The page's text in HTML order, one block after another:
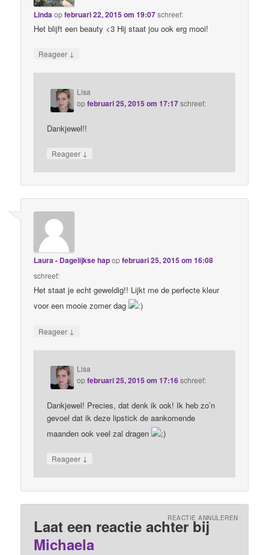
Lindaopfebruari 22, 2015 om 19:07schreef:
Het blijft een beauty <3 Hij staat jou ook erg mooi!
Reageer ↓
Lisa
opfebruari 25, 2015 om 17:17schreef:
Dankjewel!!
Reageer ↓
Laura - Dagelijkse hapopfebruari 25, 2015 om 16:08
schreef:
Het staat je echt geweldig!! Lijkt me de perfecte kleur
voor een mooie zomer dag
Reageer ↓
Lisa
opfebruari 25, 2015 om 17:16schreef:
Dankjewel! Precies, dat denk ik ook! Ik heb zo’n
gevoel dat ik deze lipstick de aankomende
maanden ook veel zal dragen
Reageer ↓
Laat een reactie achter bij
Michaela
REACTIE ANNULEREN